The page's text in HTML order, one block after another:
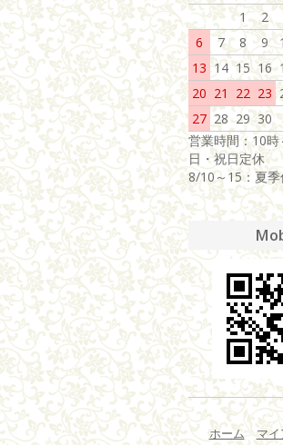
1
2
6
7 8 9
13 14 15 16
20 21 22 23
27 28 29 30
営業時間：10
日・祝日定休
8/10～15：夏
ホーム マイ